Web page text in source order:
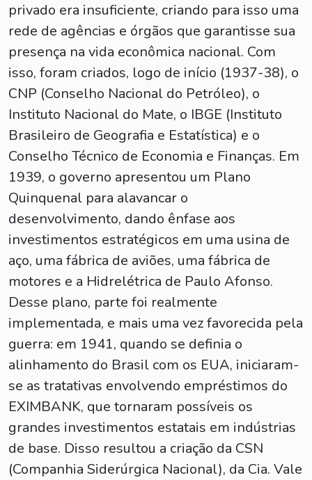
privado era insuficiente, criando para isso uma
rede de agências e órgãos que garantisse sua
presença na vida econômica nacional. Com
isso, foram criados, logo de início (1937-38), o
CNP (Conselho Nacional do Petróleo), o
Instituto Nacional do Mate, o IBGE (Instituto
Brasileiro de Geografia e Estatística) e o
Conselho Técnico de Economia e Finanças. Em
1939, o governo apresentou um Plano
Quinquenal para alavancar o
desenvolvimento, dando ênfase aos
investimentos estratégicos em uma usina de
aço, uma fábrica de aviões, uma fábrica de
motores e a Hidrelétrica de Paulo Afonso.
Desse plano, parte foi realmente
implementada, e mais uma vez favorecida pela
guerra: em 1941, quando se definia o
alinhamento do Brasil com os EUA, iniciaram-
se as tratativas envolvendo empréstimos do
EXIMBANK, que tornaram possíveis os
grandes investimentos estatais em indústrias
de base. Disso resultou a criação da CSN
(Companhia Siderúrgica Nacional), da Cia. Vale